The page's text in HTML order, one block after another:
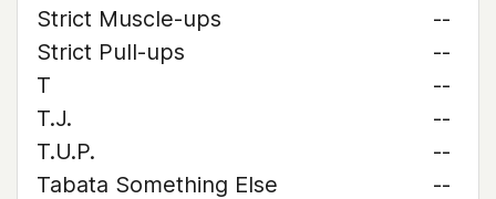
Strict Muscle-ups
--
Strict Pull-ups
--
T
--
T.J.
--
T.U.P.
--
Tabata Something Else
--